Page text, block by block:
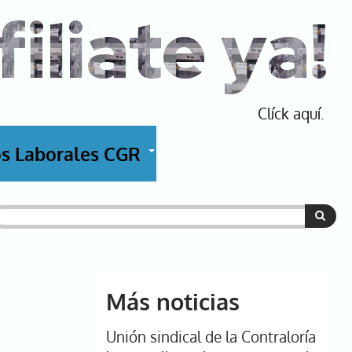
ya!
Clíck aquí.
+
Laborales CGR
Más noticias
Unión sindical de la Contraloría